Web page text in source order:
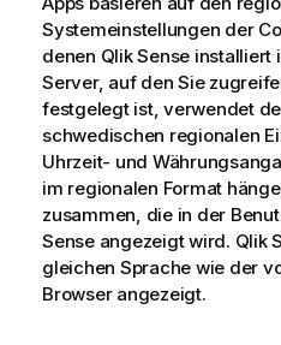
Systemeinstellungen der
denen Qlik Sense installiert
Server, auf den Sie
festgelegt ist, verwendet
schwedischen regionalen
Uhrzeit- und
im regionalen Format
zusammen, die in der
Senseangezeigt wird. Qlik
gleichen Sprache wie der
Browser angezeigt.